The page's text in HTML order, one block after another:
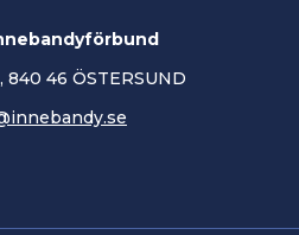
46 ÖSTERSUND